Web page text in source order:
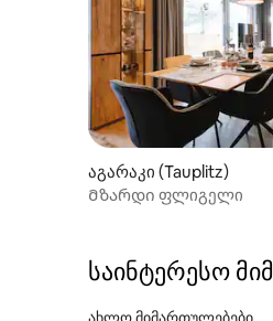
აგარაკი (Tauplitz)
Მზარდი ფლიგელი
საინტერესო